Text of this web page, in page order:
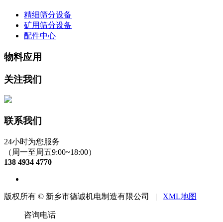
精细筛分设备
矿用筛分设备
配件中心
物料应用
关注我们
联系我们
24小时为您服务
（周一至周五9:00~18:00）
138 4934 4770
版权所有 © 新乡市德诚机电制造有限公司 | XML地图
咨询电话